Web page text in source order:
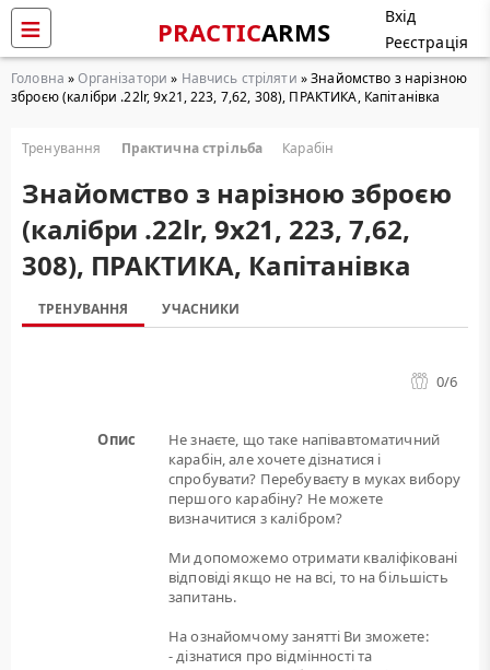
PRACTICARMS
Вхід
Реєстрація
Головна »Організатори » Навчись стріляти » Знайомство з нарізною
зброєю (калібри .22lr, 9х21, 223, 7,62, 308), ПРАКТИКА, Капітанівка
Тренування Практична стрільба Карабін
Знайомство з нарізною зброєю
(калібри .22lr, 9х21, 223, 7,62,
308), ПРАКТИКА, Капітанівка
ТРЕНУВАННЯ УЧАСНИКИ
0/6
Опис
Не знаєте, що таке напівавтоматичний
карабін, але хочете дізнатися і
спробувати? Перебуваєту в муках вибору
першого карабіну? Не можете
визначитися з калібром?
Ми допоможемо отримати кваліфіковані
відповіді якщо не на всі, то на більшість
запитань.
На ознайомчому занятті Ви зможете:
- дізнатися про відмінності та